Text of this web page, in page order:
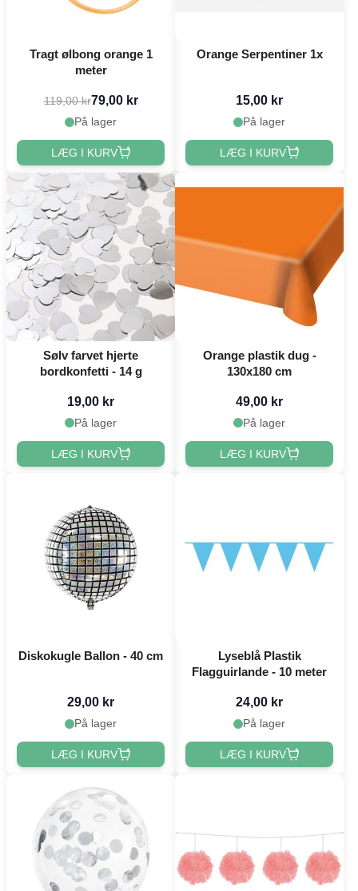
Tragt ølbong orange 1
meter
119,00 kr79,00 kr
På lager
LÆG I KURV
Orange Serpentiner 1x
15,00 kr
På lager
LÆG I KURV
Sølv farvet hjerte
bordkonfetti - 14 g
19,00 kr
På lager
LÆG I KURV
Orange plastik dug -
130x180 cm
49,00 kr
På lager
LÆG I KURV
Diskokugle Ballon - 40 cm
29,00 kr
På lager
LÆG I KURV
Lyseblå Plastik
Flagguirlande - 10 meter
24,00 kr
På lager
LÆG I KURV